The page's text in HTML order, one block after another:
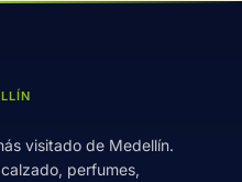
visitado de Medellín.
perfumes,